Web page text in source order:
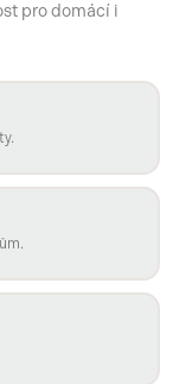
pro domácí i